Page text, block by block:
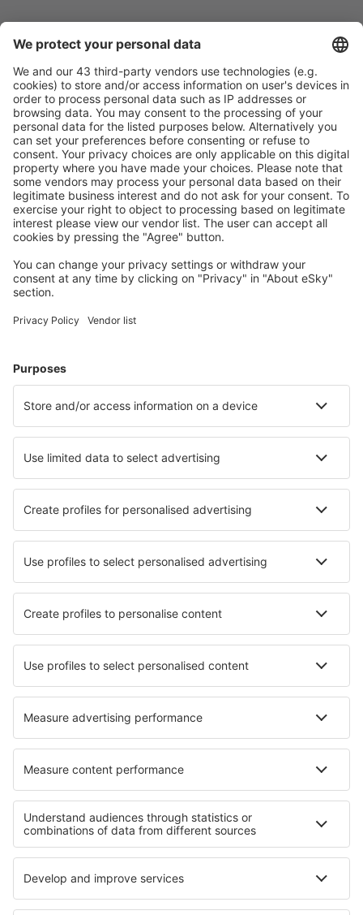
Descarga nuestra appy planifica
cómodamente tus viajes
Planifica tu viaje
Vuelos baratos
Escapadas
Vuelo+Hotel
Hoteles
Traslados
Atracciones
Eventos deportivos
Aprende más
Mejor Precio Garantizado
Aplicación móvil
Aerolíneas
Ryanair
Vueling
Iberia
Air Europa
Wizz Air
Sobre eSky
Términos y condiciones
Mis reservas
Política de privacidad
Asistencia y contacto